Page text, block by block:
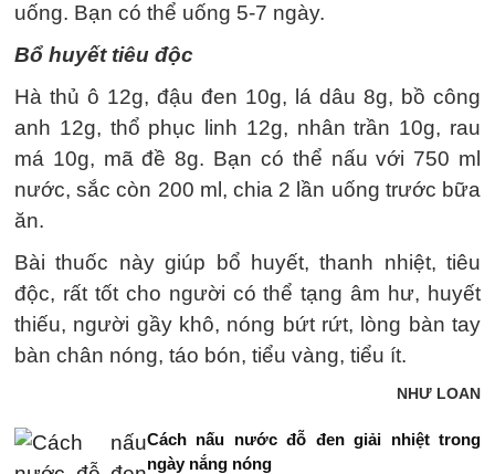
uống. Bạn có thể uống 5-7 ngày.
Bổ huyết tiêu độc
Hà thủ ô 12g, đậu đen 10g, lá dâu 8g, bồ công
anh 12g, thổ phục linh 12g, nhân trần 10g, rau
má 10g, mã đề 8g. Bạn có thể nấu với 750 ml
nước, sắc còn 200 ml, chia 2 lần uống trước bữa
ăn.
Bài thuốc này giúp bổ huyết, thanh nhiệt, tiêu
độc, rất tốt cho người có thể tạng âm hư, huyết
thiếu, người gầy khô, nóng bứt rứt, lòng bàn tay
bàn chân nóng, táo bón, tiểu vàng, tiểu ít.
NHƯ LOAN
Cách nấu nước đỗ đen giải nhiệt trong
ngày nắng nóng